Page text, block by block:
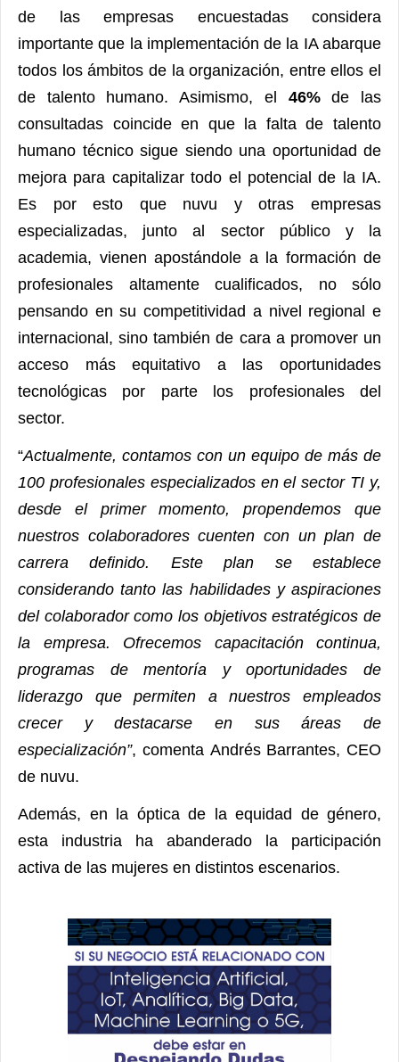
de las empresas encuestadas considera
importante que la implementación de la IA abarque
todos los ámbitos de la organización, entre ellos el
de talento humano. Asimismo, el 46%de las
consultadas coincide en que la falta de talento
humano técnico sigue siendo una oportunidad de
mejora para capitalizar todo el potencial de la IA.
Es por esto que nuvu y otras empresas
especializadas, junto al sector público y la
academia, vienen apostándole a la formación de
profesionales altamente cualificados, no sólo
pensando en su competitividad a nivel regional e
internacional, sino también de cara a promover un
acceso más equitativo a las oportunidades
tecnológicas por parte los profesionales del
sector.
“Actualmente, contamos con un equipo de más de
100 profesionales especializados en el sector TI y,
desde el primer momento, propendemos que
nuestros colaboradores cuenten con un plan de
carrera definido. Este plan se establece
considerando tanto las habilidades y aspiraciones
del colaborador como los objetivos estratégicos de
la empresa. Ofrecemos capacitación continua,
programas de mentoría y oportunidades de
liderazgo que permiten a nuestros empleados
crecer y destacarse en sus áreas de
especialización”, comenta Andrés Barrantes, CEO
de nuvu.
Además, en la óptica de la equidad de género,
esta industria ha abanderado la participación
activa de las mujeres en distintos escenarios.